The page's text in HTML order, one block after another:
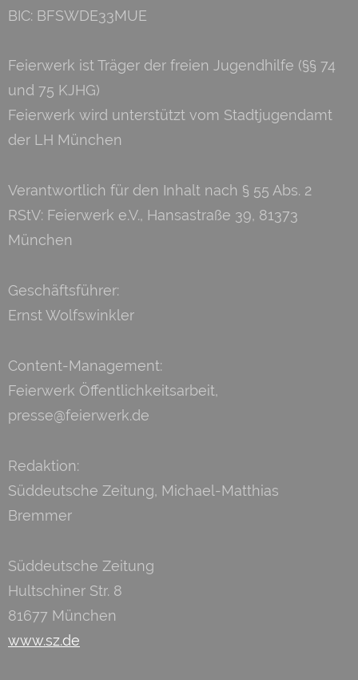
BIC: BFSWDE33MUE
Feierwerk ist Träger der freien Jugendhilfe (§§ 74
und 75 KJHG)
Feierwerk wird unterstützt vom Stadtjugendamt
der LH München
Verantwortlich für den Inhalt nach § 55 Abs. 2
RStV: Feierwerk e.V., Hansastraße 39, 81373
München
Geschäftsführer:
Ernst Wolfswinkler
Content-Management:
Feierwerk Öffentlichkeitsarbeit,
presse@feierwerk.de
Redaktion:
Süddeutsche Zeitung, Michael-Matthias
Bremmer
Süddeutsche Zeitung
Hultschiner Str. 8
81677 München
www.sz.de